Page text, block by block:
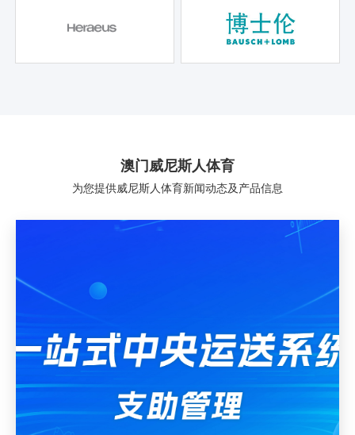
澳门威尼斯人体育
为您提供威尼斯人体育新闻动态及产品信息